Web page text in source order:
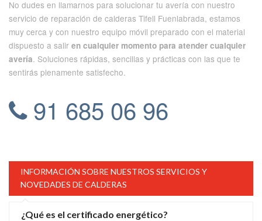
No dudes en llamarnos para solucionar tu avería con nuestro
servicio de reparación de calderas Tifell Fuenlabrada, estamos
muy cerca y con nuestro equipo móvil preparado con el material
dispuesto a salir en cualquier momento para atender cualquier
avería. Soluciones rápidas, sencillas y prácticas con las que te
sentirás plenamente satisfecho.
91 685 06 96
INFORMACIÓN SOBRE NUESTROS SERVICIOS Y
NOVEDADES DE CALDERAS
¿Qué es el certificado energético?